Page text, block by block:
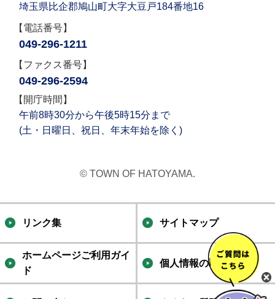
埼玉県比企郡鳩山町大字大豆戸184番地16
【電話番号】
049-296-1211
【ファクス番号】
049-296-2594
【開庁時間】
午前8時30分から午後5時15分まで
(土・日曜日、祝日、年末年始を除く)
© TOWN OF HATOYAMA.
リンク集 サイトマップ
ホームページご利用ガイ
ド
個人情報の取り扱い